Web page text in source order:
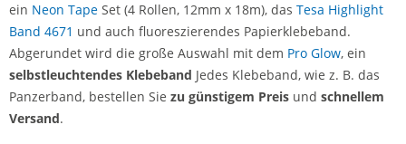
ein Neon Tape Set (4 Rollen, 12mm x 18m), das Tesa Highlight
Band 4671 und auch fluoreszierendes Papierklebeband.
Abgerundet wird die große Auswahl mit dem Pro Glow, ein
selbstleuchtendes Klebeband Jedes Klebeband, wie z. B. das
Panzerband, bestellen Sie zu günstigem Preis und schnellem
Versand.